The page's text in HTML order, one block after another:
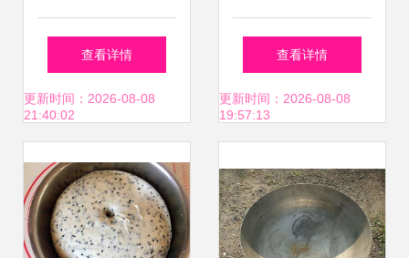
调味罐的功能与选
购指南
查看详情
更新时间：2026-08-08
21:40:02
玻璃钢容器、贮罐
与冷库制造的最佳
查看详情
更新时间：2026-08-08
19:57:13